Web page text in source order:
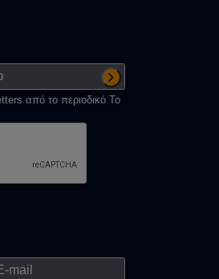
από το περιοδικό Το
mail